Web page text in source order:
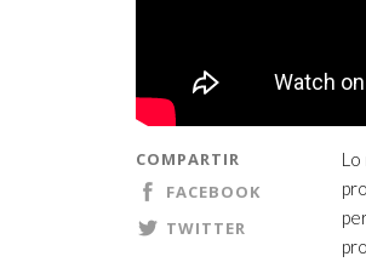
COMPARTIR
FACEBOOK
TWITTER
Lo